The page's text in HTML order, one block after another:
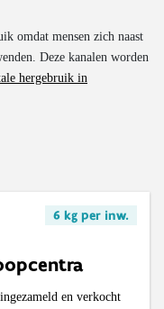
omdat mensen zich naast
Deze kanalen worden
hergebruik in
6 kg per inw.
en verkocht